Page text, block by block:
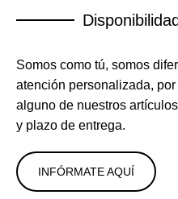
Somos como tú, somos
atención personalizada,
alguno de nuestros
y plazo de entrega.
INFÓRMATE AQUÍ